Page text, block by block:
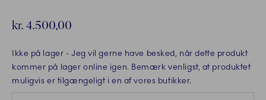
kr. 4.500,00
Ikke på lager - Jeg vil gerne have besked, når dette produkt
kommer på lager online igen. Bemærk venligst, at produktet
muligvis er tilgængeligt i en af vores butikker.